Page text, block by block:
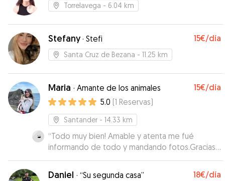
muchos. Lo más importante es que es una chica
encantadores, Otto se enamoró nada más verla
y al recogerle estaba feliz, nada ansioso por
marcharse y muy limpio. A María se le nota que le
gustan los perros y que tiene mucha mano y
experiencia. Sin duda, me quedo con la
tranquilidad de haber encontrado una "mamá
adoptiva" para próximos viajes. Sí tenéis la
suerte de que tenga disponibilidad, no dudéis
en contar con ella!”
Torrelavega - 6.04 km
Stefany· Stefi 15€/día
Santa Cruz de Bezana - 11.25 km
Maria · Amante de los animales 15€/día
5.0 (1 Reservas)
Santander - 14.33 km
“Todo muy bien! Amable y atenta me fué
informando de todo y mandando fotos.Gracias
Maria 😉 🦮”
Daniel · “Su segunda casa” 18€/día